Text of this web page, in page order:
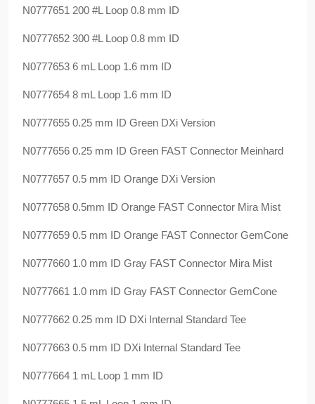
N0777651 200 #L Loop 0.8 mm ID
N0777652 300 #L Loop 0.8 mm ID
N0777653 6 mL Loop 1.6 mm ID
N0777654 8 mL Loop 1.6 mm ID
N0777655 0.25 mm ID Green DXi Version
N0777656 0.25 mm ID Green FAST Connector Meinhard
N0777657 0.5 mm ID Orange DXi Version
N0777658 0.5mm ID Orange FAST Connector Mira Mist
N0777659 0.5 mm ID Orange FAST Connector GemCone
N0777660 1.0 mm ID Gray FAST Connector Mira Mist
N0777661 1.0 mm ID Gray FAST Connector GemCone
N0777662 0.25 mm ID DXi Internal Standard Tee
N0777663 0.5 mm ID DXi Internal Standard Tee
N0777664 1 mL Loop 1 mm ID